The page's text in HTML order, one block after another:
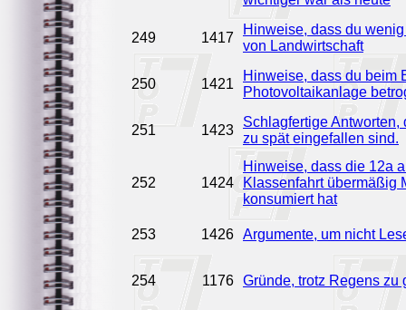
249 1417
Hinweise, dass du
von Landwirtschaft
250 1421
Hinweise, dass du beim
Photovoltaikanlage
251 1423
Schlagfertige Antworten,
zu spät eingefallen sind.
252 1424
Hinweise, dass die 12a
Klassenfahrt übermäßig
konsumiert hat
253 1426 Argumente, um nicht
254 1176 Gründe, trotz Regens zu